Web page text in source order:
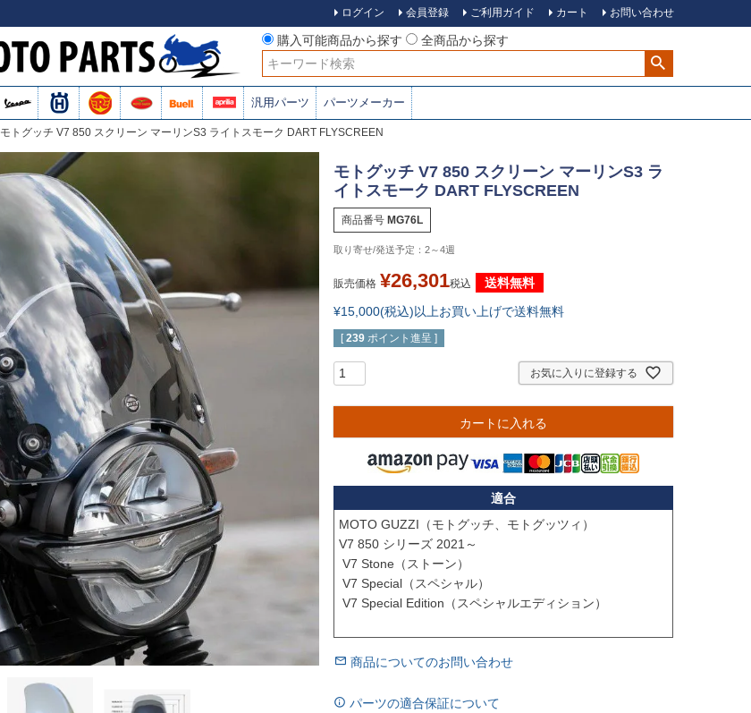
ログイン 会員登録 ご利用ガイド カート お問い合わせ
購入可能商品から探す
全商品から探す
検索
汎用パーツ パーツメーカー
モトグッチ V7 850 スクリーン マーリンS3 ライトスモーク DART FLYSCREEN
モトグッチ V7 850 スクリーン マーリンS3 ラ
イトスモーク DART FLYSCREEN
商品番号 MG76L
2～4週
販売価格 ¥26,301税込
送料無料
¥15,000(税込)以上お買い上げで送料無料
[ 239 ポイント進呈 ]
お気に入りに登録する
カートに入れる
適合
MOTO GUZZI（モトグッチ、モトグッツィ）
V7 850 シリーズ 2021～
商品についてのお問い合わせ
パーツの適合保証について